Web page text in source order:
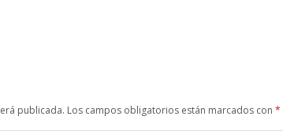
publicada. Los campos obligatorios están marcados con *